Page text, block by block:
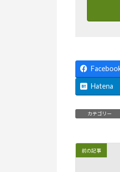
Hatena
カテゴリー
前の記事